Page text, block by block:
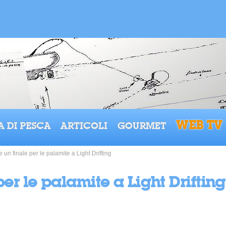
DI PESCA ARTICOLI GOURMET WEB TV
un finale per le palamite a Light Drifting
le palamite a Light Drifting